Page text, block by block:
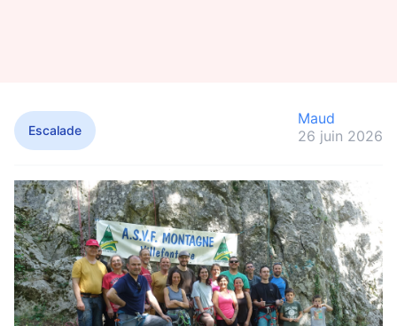
Escalade
Maud
26 juin 2026